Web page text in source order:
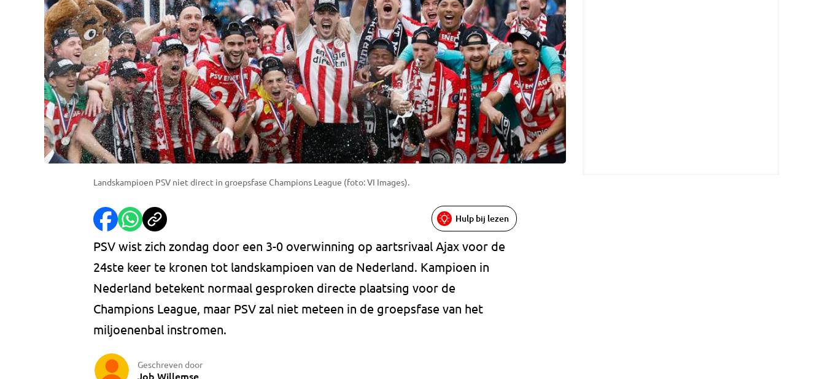
Landskampioen PSV niet direct in groepsfase Champions League (foto: VI Images).
Hulp bij lezen
PSV wist zich zondag door een 3-0 overwinning op aartsrivaal Ajax voor de
24ste keer te kronen tot landskampioen van de Nederland. Kampioen in
Nederland betekent normaal gesproken directe plaatsing voor de
Champions League, maar PSV zal niet meteen in de groepsfase van het
miljoenenbal instromen.
Geschreven door
Job Willemse